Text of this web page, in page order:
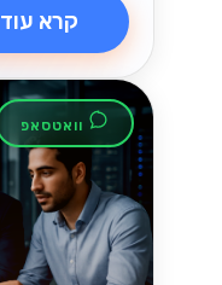
קרא עוד
וואטסאפ